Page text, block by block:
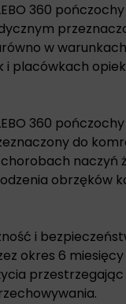
360
w warunkach
i placówkach
360
do
naczyń
obrzęków
i
okres 6
przestrzegając